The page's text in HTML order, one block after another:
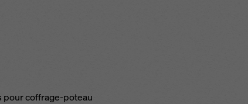
pour coffrage-poteau